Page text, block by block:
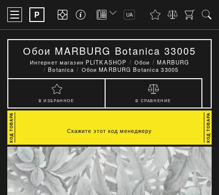
P UA
Обои MARBURG Botanica 33005
Интернет магазин PLITKASHOP Обои
MARBURG
Botanica
Обои MARBURG Botanica 33005
В ИЗБРАННОЕ В СРАВНЕНИЕ
Скажите этот код менеджеру